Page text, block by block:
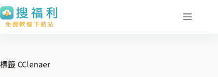
跳
至
內
容
標籤 CClenaer